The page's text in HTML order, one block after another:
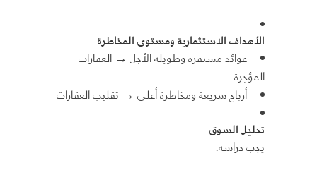
الأهداف الاستثمارية ومستوى المخاطرة
عوائد مستقرة وطويلة الأجل → العقارات
المؤجرة
أرباح سريعة ومخاطرة أعلى → تقليب العقارات
تحليل السوق
يجب دراسة: